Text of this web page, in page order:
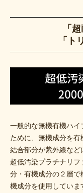
「
「ト
一般的な無機有機ハ
ために、無機成分を
結合部分が紫外線など
超低汚染プラチナリ
分・有機成分の２層
機成分を使用してい